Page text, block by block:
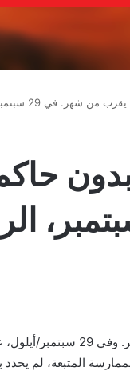
في 29 سبتمبر، الرئيس…
تعيش منطقة تفير بدون حاكم
المتبعة، لم يحدد